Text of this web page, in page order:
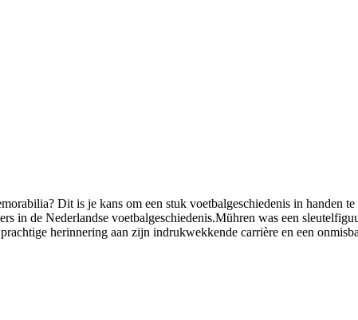
Dit is je kans om een stuk voetbalgeschiedenis in handen
in de Nederlandse voetbalgeschiedenis.Mühren was een
herinnering aan zijn indrukwekkende carrière en een